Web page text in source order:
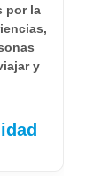
por la
y